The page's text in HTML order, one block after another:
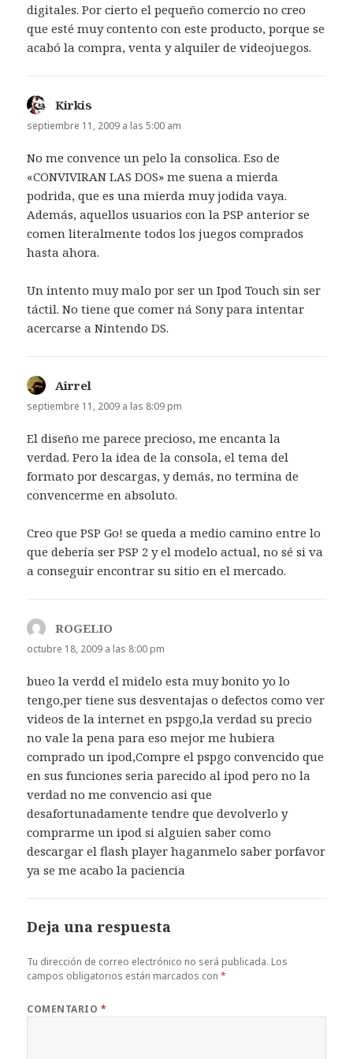
digitales. Por cierto el pequeño comercio no creo
que esté muy contento con este producto, porque se
acabó la compra, venta y alquiler de videojuegos.
Kirkis
septiembre 11, 2009 a las 5:00 am
No me convence un pelo la consolica. Eso de
«CONVIVIRAN LAS DOS» me suena a mierda
podrida, que es una mierda muy jodida vaya.
Además, aquellos usuarios con la PSP anterior se
comen literalmente todos los juegos comprados
hasta ahora.
Un intento muy malo por ser un Ipod Touch sin ser
táctil. No tiene que comer ná Sony para intentar
acercarse a Nintendo DS.
Airrel
septiembre 11, 2009 a las 8:09 pm
El diseño me parece precioso, me encanta la
verdad. Pero la idea de la consola, el tema del
formato por descargas, y demás, no termina de
convencerme en absoluto.
Creo que PSP Go! se queda a medio camino entre lo
que debería ser PSP 2 y el modelo actual, no sé si va
a conseguir encontrar su sitio en el mercado.
ROGELIO
octubre 18, 2009 a las 8:00 pm
bueo la verdd el midelo esta muy bonito yo lo
tengo,per tiene sus desventajas o defectos como ver
videos de la internet en pspgo,la verdad su precio
no vale la pena para eso mejor me hubiera
comprado un ipod,Compre el pspgo convencido que
en sus funciones seria parecido al ipod pero no la
verdad no me convencio asi que
desafortunadamente tendre que devolverlo y
comprarme un ipod si alguien saber como
descargar el flash player haganmelo saber porfavor
ya se me acabo la paciencia
Deja una respuesta
Tu dirección de correo electrónico no será publicada. Los
campos obligatorios están marcados con*
COMENTARIO *